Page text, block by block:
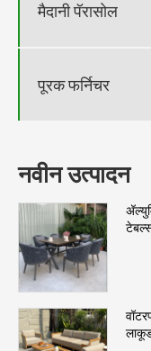
मैदानी पॅरासोल
पूरक फर्निचर
नवीन उत्पादन